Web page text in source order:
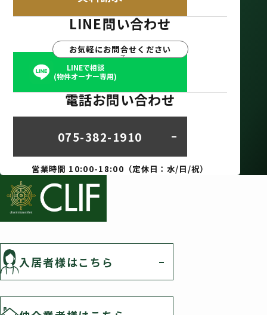
LINE問い合わせ
お気軽にお問合せください
LINEで相談
(物件オーナー専用)
電話お問い合わせ
075-382-1910
営業時間 10:00-18:00（定休日：水/日/祝）
入居者様はこちら